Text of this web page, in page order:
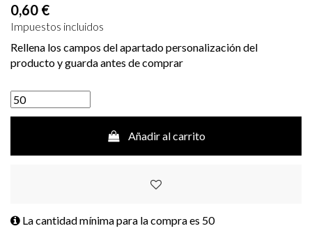
0,60 €
Impuestos incluidos
Rellena los campos del apartado personalización del
producto y guarda antes de comprar
Añadir al carrito
La cantidad mínima para la compra es 50